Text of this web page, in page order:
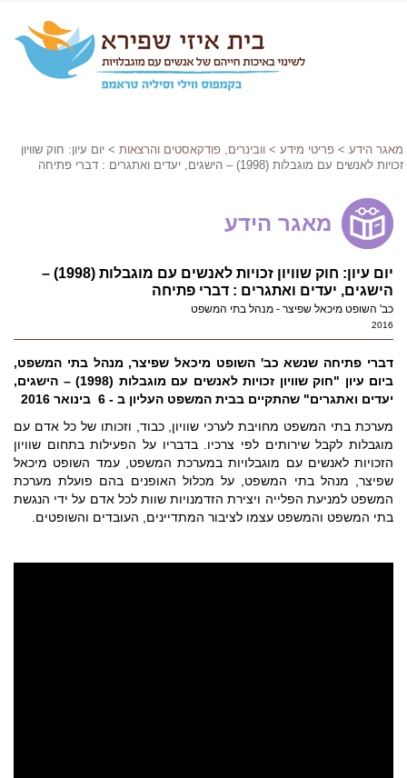
מאגר הידע > פריטי מידע > וובינרים, פודקאסטים והרצאות > יום עיון: חוק שוויון
זכויות לאנשים עם מוגבלות (1998) – הישגים, יעדים ואתגרים : דברי פתיחה
מאגר הידע
יום עיון: חוק שוויון זכויות לאנשים עם מוגבלות (1998) –
הישגים, יעדים ואתגרים : דברי פתיחה
כב' השופט מיכאל שפיצר - מנהל בתי המשפט
2016
דברי פתיחה שנשא כב' השופט מיכאל שפיצר, מנהל בתי המשפט,
ביום עיון "
חוק שוויון זכויות לאנשים עם מוגבלות (1998) – הישגים,
יעדים ואתגרים" שהתקיים בבית המשפט העליון ב - 6 בינואר 2016
מערכת בתי המשפט מחויבת לערכי שוויון, כבוד, וזכותו של כל אדם עם
מוגבלות לקבל שירותים לפי צרכיו. בדבריו על הפעילות בתחום שוויון
הזכויות לאנשים עם מוגבלויות במערכת המשפט, עמד השופט מיכאל
שפיצר, מנהל בתי המשפט, על מכלול האופנים בהם פועלת מערכת
המשפט למניעת הפלייה ויצירת הזדמנויות שוות לכל אדם על ידי הנגשת
בתי המשפט והמשפט עצמו לציבור המתדיינים, העובדים והשופטים.